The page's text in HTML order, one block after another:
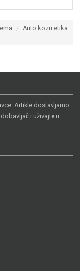
Auto kozmetika
Artikle dostavljamo
i uživajte u